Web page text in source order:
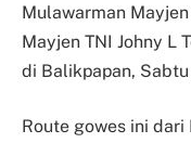
Mulawarman
Mayjen TNI Johny L
di Balikpapan,
Route gowes ini